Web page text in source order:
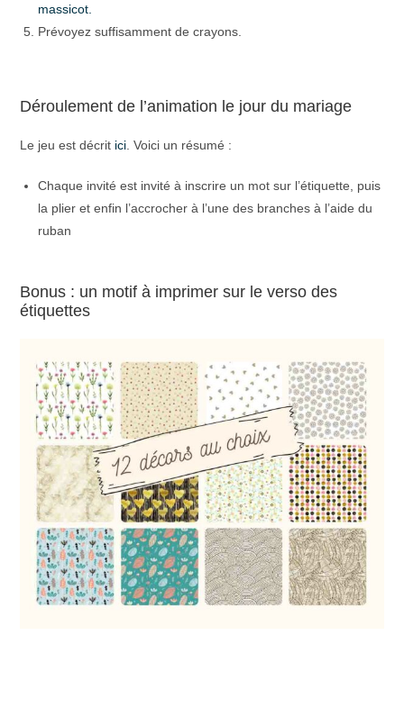
massicot.
Prévoyez suffisamment de crayons.
Déroulement de l’animation le jour du mariage
Le jeu est décrit ici . Voici un résumé :
Chaque invité est invité à inscrire un mot sur l’étiquette, puis
la plier et enfin l’accrocher à l’une des branches à l’aide du
ruban
Bonus : un motif à imprimer sur le verso des
étiquettes